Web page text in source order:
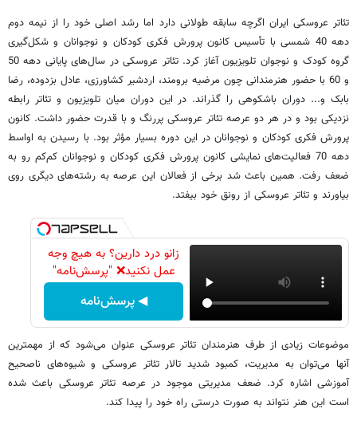
تئاتر عروسکی ایران اگرچه سابقه طولانی دارد اما رشد اصلی خود را از نیمه دوم
دهه 40 شمسی با تأسیس کانون پرورش فکری کودکان و نوجوانان و شکل‌گیری
گروه کودک و نوجوان تلویزیون آغاز کرد. تئاتر عروسکی در سال‌های پایانی دهه 50
و 60 با حضور هنرمندانی چون مرضیه برومند، اردشیر کشاورزی، عادل بزدوده، رضا
بابک و... دوران باشکوهی را گذراند. در این دوران میان تلویزیون و تئاتر رابطه
نزدیکی بود و در هر دو عرصه تئاتر عروسکی پررنگ و با قدرت حضور داشت. کانون
پرورش فکری کودکان و نوجوانان در این دوره بسیار مؤثر بود. با رسیدن به اواسط
دهه 70 فعالیت‌های نمایشی کانون پرورش فکری کودکان و نوجوانان کم‌کم رو به
ضعف رفت. همین باعث شد برخی از فعالان این عرصه به رشته‌های دیگری روی
بیاورند و تئاتر عروسکی از رونق خود بیفتد.
زانو درد دارین؟ به هیچ وجه
عمل نکنید❌ "پرسش‌نامه"
◀ پرسش‌نامه
موضوعات زیادی از طرف هنرمندان تئاتر عروسکی عنوان می‌شود که از مهمترین
آنها می‌توان به مدیریت، کمبود شدید تالار تئاتر عروسکی و شیوه‌های ناصحیح
آموزشی اشاره کرد. ضعف مدیریتی موجود در عرصه تئاتر عروسکی باعث شده
است این هنر نتواند به صورت درستی راه خود را پیدا کند.